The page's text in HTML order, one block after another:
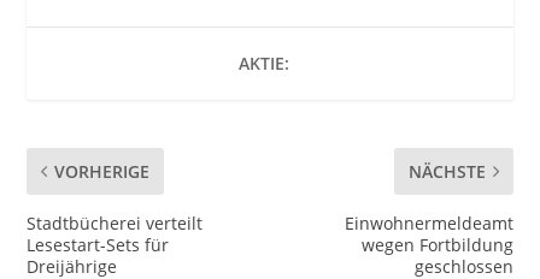
AKTIE:
VORHERIGE
Stadtbücherei verteilt
Lesestart-Sets für
Dreijährige
NÄCHSTE
Einwohnermeldeamt
wegen Fortbildung
geschlossen